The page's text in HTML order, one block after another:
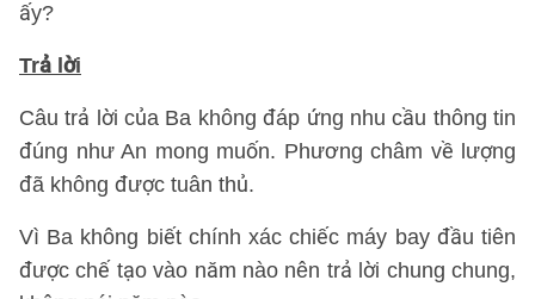
ấy?
Trả lời
Câu trả lời của Ba không đáp ứng nhu cầu thông tin
đúng như An mong muốn. Phương châm về lượng
đã không được tuân thủ.
Vì Ba không biết chính xác chiếc máy bay đầu tiên
được chế tạo vào năm nào nên trả lời chung chung,